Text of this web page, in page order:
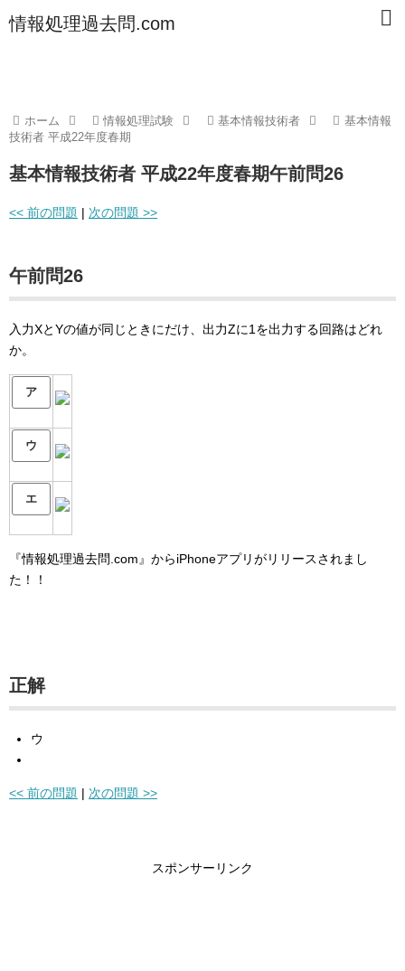
情報処理過去問.com
ホーム 情報処理試験 基本情報技術者
基本情報
技術者 平成22年度春期
基本情報技術者 平成22年度春期午前問26
<< 前の問題 | 次の問題 >>
午前問26
入力XとYの値が同じときにだけ、出力Zに1を出力する回路はどれ
か。
ア
ウ
エ
『情報処理過去問.com』からiPhoneアプリがリリースされまし
た！！
正解
ウ
<< 前の問題 | 次の問題 >>
スポンサーリンク